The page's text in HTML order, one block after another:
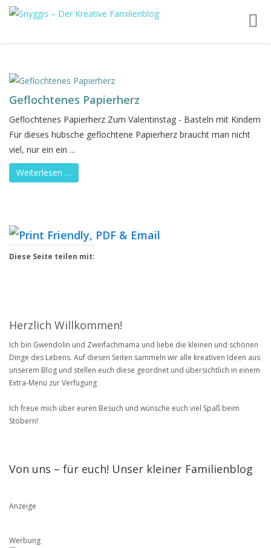
Geflochtenes Papierherz
Geflochtenes Papierherz Zum Valentinstag - Basteln mit Kindern
Für dieses hübsche geflochtene Papierherz braucht man nicht
viel, nur ein ein ...
Weiterlesen …
Diese Seite teilen mit:
Herzlich Willkommen!
Ich bin Gwendolin und Zweifachmama und liebe die kleinen und schönen
Dinge des Lebens. Auf diesen Seiten sammeln wir alle kreativen Ideen aus
unserem Blog und stellen euch diese geordnet und übersichtlich in einem
Extra-Menü zur Verfügung
Ich freue mich über euren Besuch und wünsche euch viel Spaß beim
Stöbern!
Von uns – für euch! Unser kleiner Familienblog
Anzeige
Werbung